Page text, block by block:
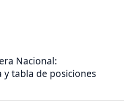
Nacional:
tabla de posiciones